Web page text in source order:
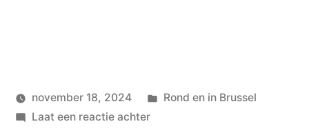
Geplaatst
wouterpinkhof
november 18, 2024
Geplaatst
Rond en in Brussel
Laat een reactie achterop